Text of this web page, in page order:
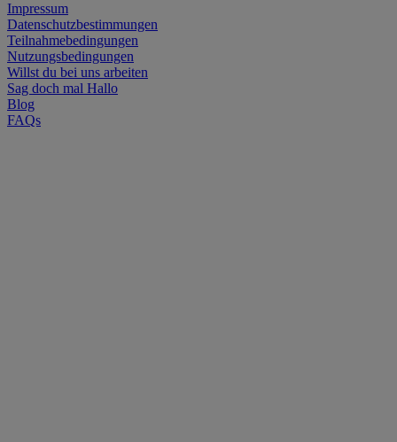
Impressum
Datenschutzbestimmungen
Teilnahmebedingungen
Nutzungsbedingungen
Willst du bei uns arbeiten
Sag doch mal Hallo
Blog
FAQs